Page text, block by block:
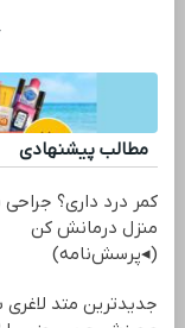
مطالب پیشنهادی
کمر درد داری؟ جراحی
منزل درمانش کن
(◂پرسش‌نامه)
جدیدترین متد لاغری